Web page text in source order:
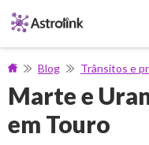
Blog Trânsitos e
Marte e
em Touro